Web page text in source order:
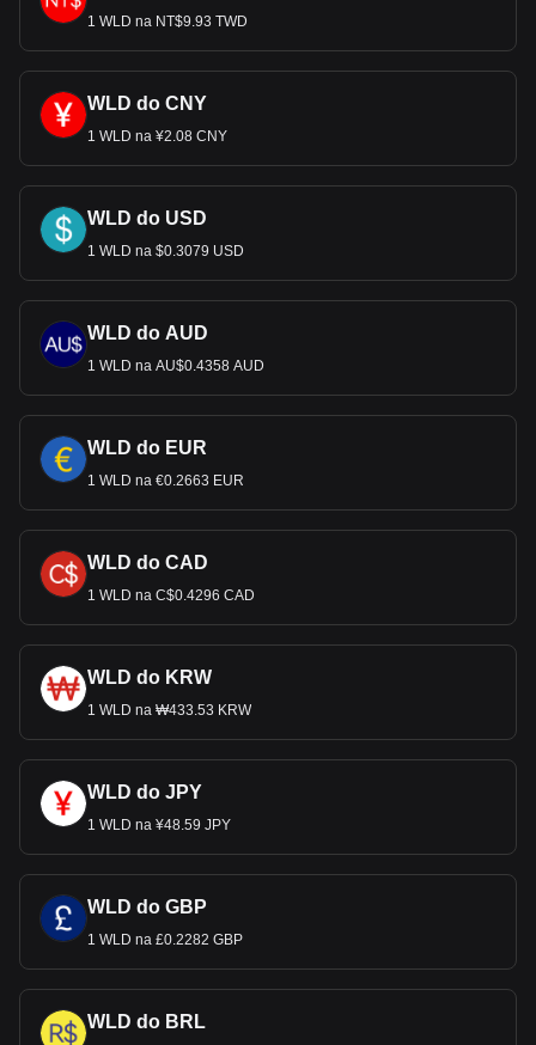
1 WLD na NT$9.93 TWD
WLD do CNY
1 WLD na ¥2.08 CNY
WLD do USD
1 WLD na $0.3079 USD
WLD do AUD
1 WLD na AU$0.4358 AUD
WLD do EUR
1 WLD na €0.2663 EUR
WLD do CAD
1 WLD na C$0.4296 CAD
WLD do KRW
1 WLD na ₩433.53 KRW
WLD do JPY
1 WLD na ¥48.59 JPY
WLD do GBP
1 WLD na £0.2282 GBP
WLD do BRL